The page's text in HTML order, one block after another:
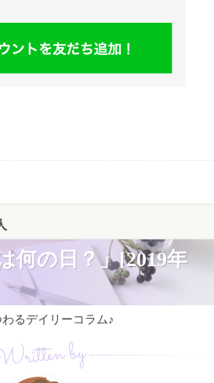
何の日？」[2019年
るデイリーコラム♪
by